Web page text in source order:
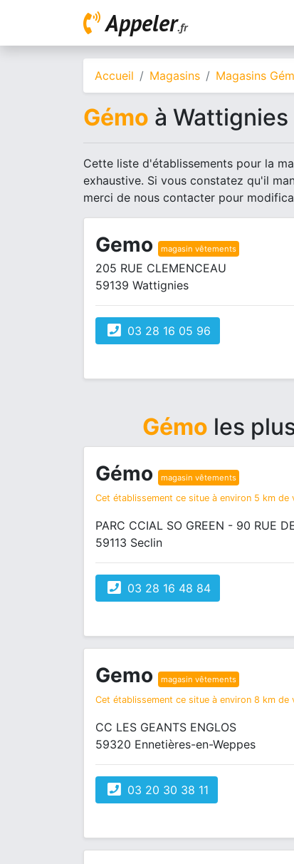
Appeler.fr
Accueil Magasins Magasins
Gémo à Wattignies
Cette liste d'établissements pour la
exhaustive. Si vous constatez qu'il
merci de nous contacter pour
Gemo magasin vêtements
205 RUE CLEMENCEAU
59139 Wattignies
03 28 16 05 96
Gémo les
Gémo magasin vêtements
Cet établissement ce situe à environ 5 km de
PARC CCIAL SO GREEN - 90 RUE
59113 Seclin
03 28 16 48 84
Gemo magasin vêtements
Cet établissement ce situe à environ 8 km de
CC LES GEANTS ENGLOS
59320 Ennetières-en-Weppes
03 20 30 38 11